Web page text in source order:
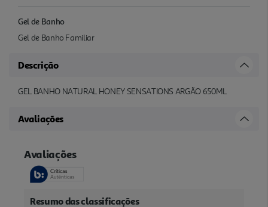
Gel de Banho
Gel de Banho Familiar
Descrição
GEL BANHO NATURAL HONEY SENSATIONS ARGÃO 650ML
Avaliações